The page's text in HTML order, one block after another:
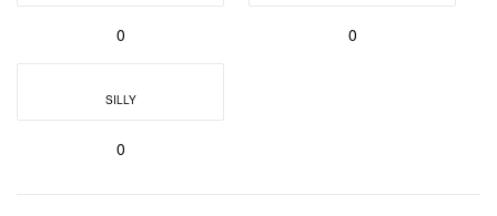
0 0
SILLY
0